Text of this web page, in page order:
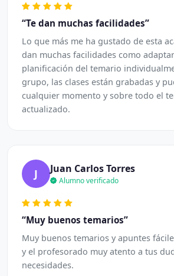
“Te dan muchas facilidades”
Lo que más me ha gustado de esta
dan muchas facilidades como
planificación del temario
grupo, las clases están grabadas y
cualquier momento y sobre todo el
actualizado.
J Juan Carlos Torres
Alumno verificado
“Muy buenos temarios”
Muy buenos temarios y apuntes
y el profesorado muy atento a tus
necesidades.